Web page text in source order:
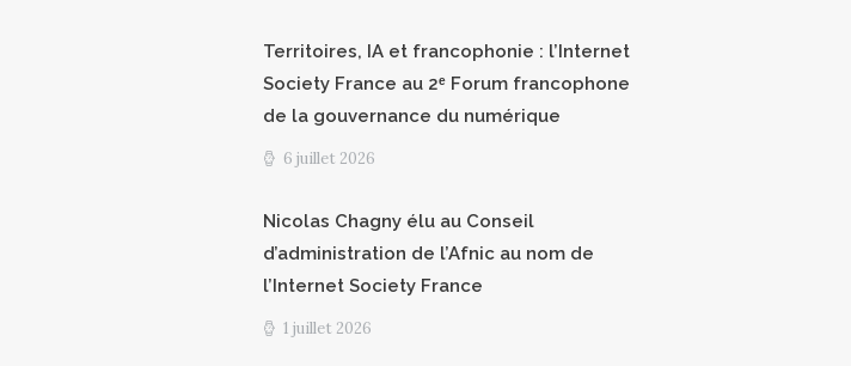
Territoires, IA et francophonie : l’Internet
Society France au 2ᵉ Forum francophone
de la gouvernance du numérique
6 juillet 2026
Nicolas Chagny élu au Conseil
d’administration de l’Afnic au nom de
l’Internet Society France
1 juillet 2026